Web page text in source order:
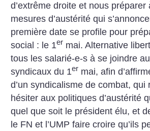
d’extrême droite et nous préparer
mesures d’austérité qui
première date se profile pour
social : le 1er mai. Alternative
tous les salarié-e-s à se joindre
syndicaux du 1er mai, afin
d’un syndicalisme de combat, qui
hésiter aux politiques d’austérité
quel que soit le président élu, et
le FN et l’UMP faire croire qu’ils